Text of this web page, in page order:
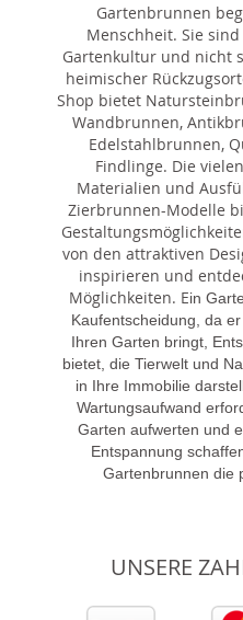
Gartenbrunnen
Menschheit. Sie
Gartenkultur und nicht
heimischer
Shop bietet
Wandbrunnen,
Edelstahlbrunnen,
Findlinge. Die
Materialien und
Zierbrunnen-Modelle
von den attraktiven
inspirieren und
Möglichkeiten. Ein
Kaufentscheidung, da
Ihren Garten bringt,
bietet, die Tierwelt und
in Ihre Immobilie
Wartungsaufwand
Garten aufwerten und
Entspannung
Gartenbrunnen die
UNSERE